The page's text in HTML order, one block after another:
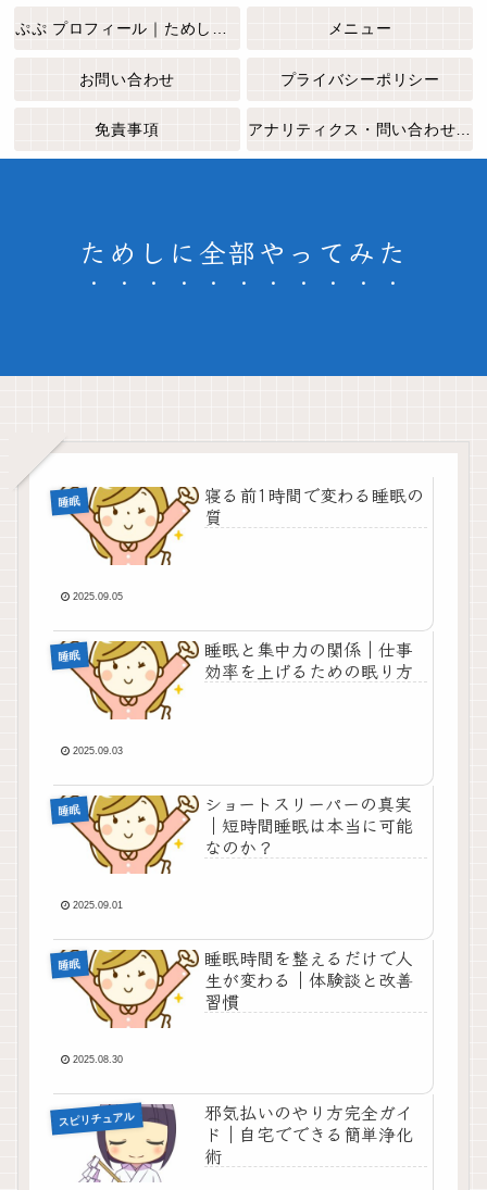
ためしに全部やってみた
ぷぷ プロフィール｜ためしに全部やってみた メニュー
お問い合わせ プライバシーポリシー
免責事項
睡眠
寝る前1時間で変わる睡眠の
質
2025.09.05
睡眠
睡眠と集中力の関係｜仕事
効率を上げるための眠り方
2025.09.03
睡眠
ショートスリーパーの真実
｜短時間睡眠は本当に可能
なのか？
2025.09.01
睡眠
睡眠時間を整えるだけで人
生が変わる｜体験談と改善
習慣
2025.08.30
スピリチュアル
邪気払いのやり方完全ガイ
ド｜自宅でできる簡単浄化
術